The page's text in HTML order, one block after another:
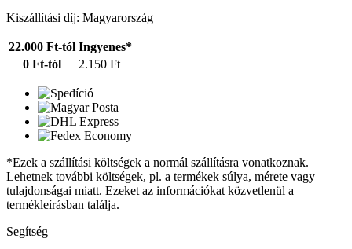
Kiszállítási díj: Magyarország
22.000 Ft-tól Ingyenes*
0 Ft-tól
2.150 Ft
*Ezek a szállítási költségek a normál szállításra vonatkoznak.
Lehetnek további költségek, pl. a termékek súlya, mérete vagy
tulajdonságai miatt. Ezeket az információkat közvetlenül a
termékleírásban találja.
Segítség